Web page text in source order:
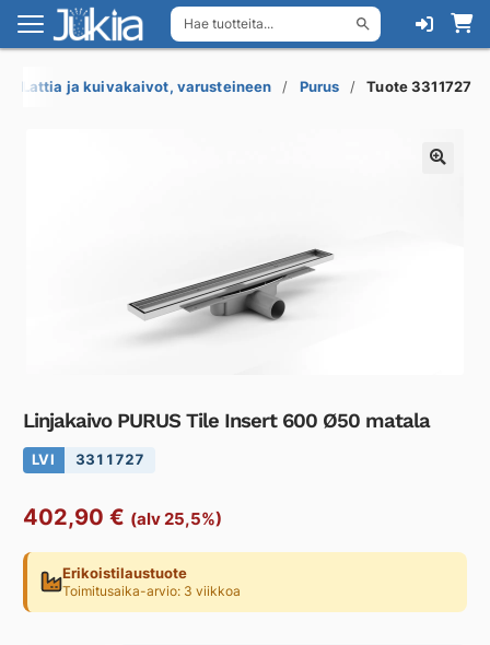
Hae tuotteita...
Siirry
navigointiin
Siirry
sisältöön
Lattia ja kuivakaivot, varusteineen Purus Tuote 3311727
Linjakaivo PURUS Tile Insert 600 Ø50 matala
LVI 3311727
402,90 € (alv 25,5%)
Erikoistilaustuote
Toimitusaika-arvio: 3 viikkoa